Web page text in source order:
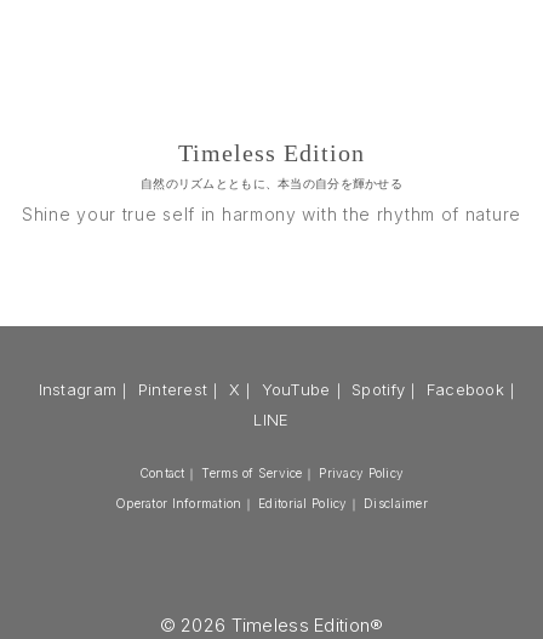
Timeless Edition
自然のリズムとともに、本当の自分を輝かせる
Shine your true self in harmony with the rhythm of nature
Instagram ｜ Pinterest ｜ X ｜ YouTube ｜ Spotify ｜ Facebook ｜
LINE
Contact Terms of Service Privacy Policy
Operator Information Editorial Policy Disclaimer
© 2026 Timeless Edition®